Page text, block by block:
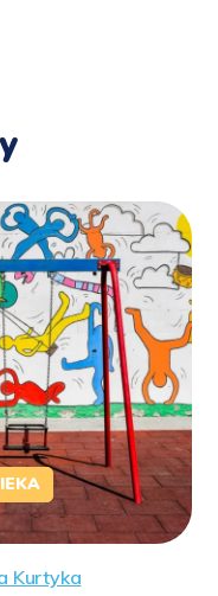
Kurtyka